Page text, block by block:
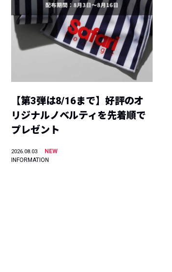
【第3弾は8/16まで】好評のオ
リジナルノベルティを先着順で
プレゼント
2026.08.03
NEW
INFORMATION